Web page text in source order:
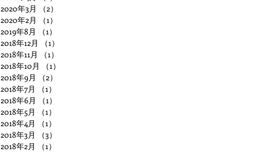
2020年3月
（2）
2020年2月
（1）
2019年8月
（1）
2018年12月
（1）
2018年11月
（1）
2018年10月
（1）
2018年9月
（2）
2018年7月
（1）
2018年6月
（1）
2018年5月
（1）
2018年4月
（1）
2018年3月
（3）
2018年2月
（1）